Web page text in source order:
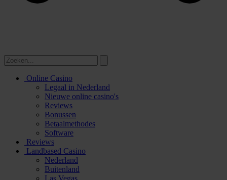
Online Casino
Legaal in Nederland
Nieuwe online casino's
Reviews
Bonussen
Betaalmethodes
Software
Reviews
Landbased Casino
Nederland
Buitenland
Las Vegas